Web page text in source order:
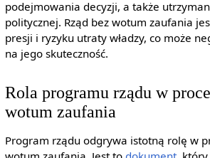
podejmowania decyzji, a także
politycznej. Rząd bez wotum zaufania
presji i ryzyku utraty władzy, co może
na jego skuteczność.
Rola programu rządu w
wotum zaufania
Program rządu odgrywa istotną rolę w